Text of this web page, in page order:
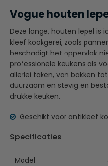
Vogue houten
Deze lange, houten lepel is
kleef kookgerei, zoals
beschadigt het oppervlak
professionele keukens als
allerlei taken, van bakken
duurzaam en stevig en
drukke keuken.
Geschikt voor antikleef
Specificaties
Model